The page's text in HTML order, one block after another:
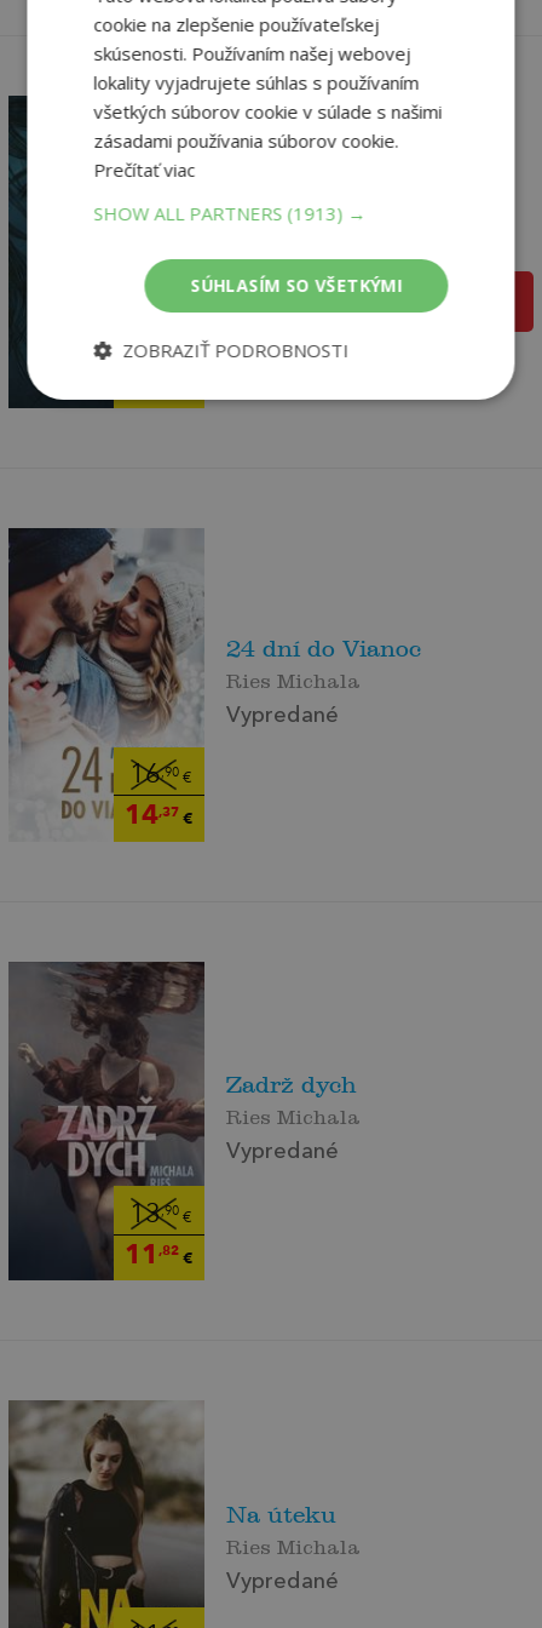
16 €
Ries Michala
pridať do košíka
16,90€
14,37 €
24 dní do Vianoc
Ries Michala
Vypredané
13,90€
11 ,82€
Zadrž dych
Ries Michala
Vypredané
Na úteku
Ries Michala
Vypredané
cookie na zlepšenie používateľskej
skúsenosti. Používaním našej webovej
lokality vyjadrujete súhlas s používaním
všetkých súborov cookie v súlade s našimi
zásadami používania súborov cookie.
Prečítať viac
SHOW ALL PARTNERS (1913) →
SÚHLASÍM SO VŠETKÝMI
ZOBRAZIŤ PODROBNOSTI